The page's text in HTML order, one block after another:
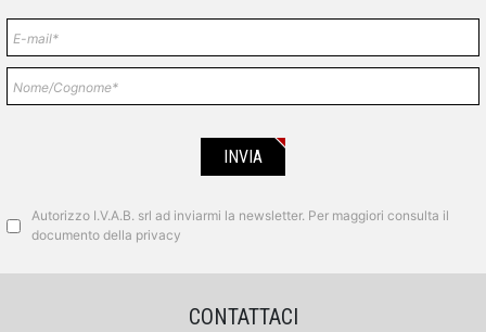
Autorizzo I.V.A.B. srl ad inviarmi la newsletter. Per maggiori consulta il
documento della privacy
CONTATTACI